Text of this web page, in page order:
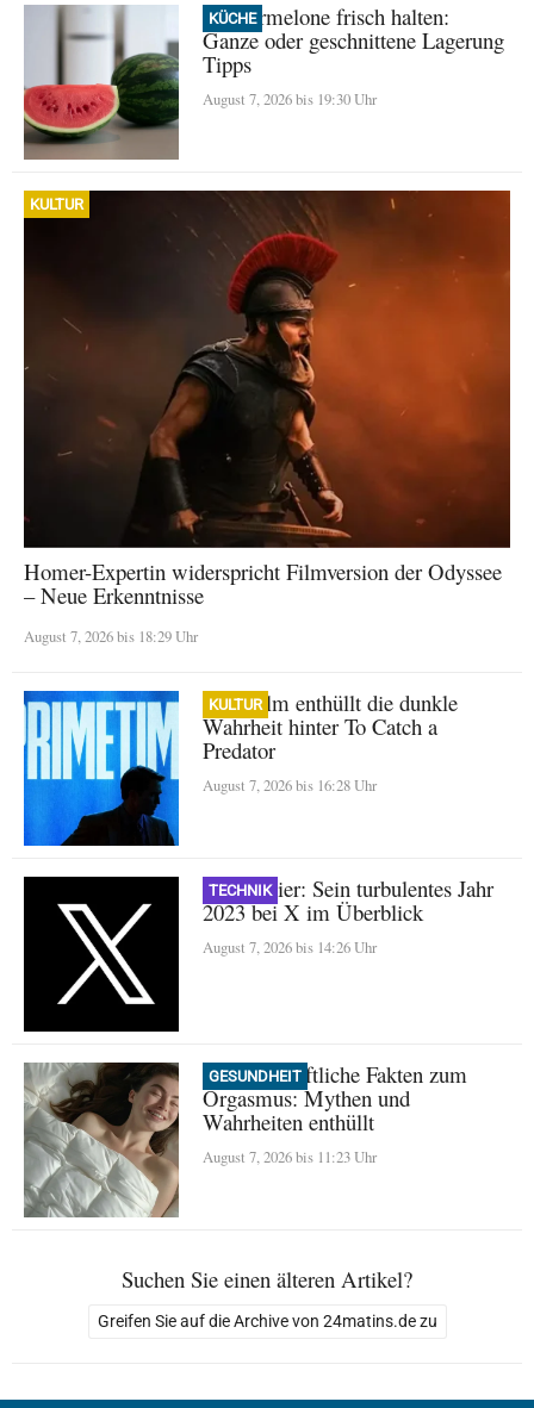
KÜCHE
Wassermelone frisch halten:
Ganze oder geschnittene Lagerung
Tipps
August 7, 2026 bis 19:30 Uhr
KULTUR
Homer-Expertin widerspricht Filmversion der Odyssee
– Neue Erkenntnisse
August 7, 2026 bis 18:29 Uhr
KULTUR
A24-Film enthüllt die dunkle
Wahrheit hinter To Catch a
Predator
August 7, 2026 bis 16:28 Uhr
TECHNIK
Nikita Bier: Sein turbulentes Jahr
2023 bei X im Überblick
August 7, 2026 bis 14:26 Uhr
GESUNDHEIT
Wissenschaftliche Fakten zum
Orgasmus: Mythen und
Wahrheiten enthüllt
August 7, 2026 bis 11:23 Uhr
Suchen Sie einen älteren Artikel?
Greifen Sie auf die Archive von 24matins.de zu